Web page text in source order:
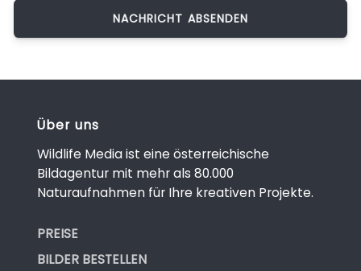
Über uns
Wildlife Media ist eine österreichische
Bildagentur mit mehr als 80.000
Naturaufnahmen für Ihre kreativen Projekte.
PREISE
BILDER BESTELLEN